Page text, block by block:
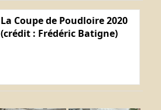
La Coupe de Poudloire 2020
(crédit : Frédéric Batigne)